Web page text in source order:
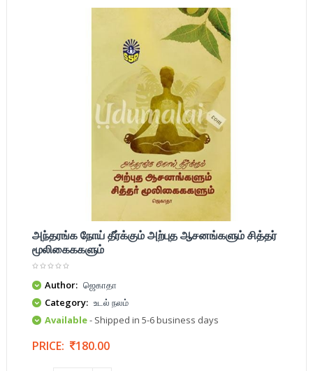
அந்தரங்க நோய் தீர்க்கும் அற்புத ஆசனங்களும் சித்தர்
மூலிகைககளும்
Author: ஜெகாதா
Category: உடல் நலம்
Available- Shipped in 5-6 business days
PRICE: 180.00